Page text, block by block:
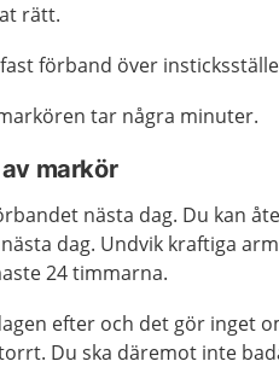
rätt.
förband över
tar några minuter.
markör
nästa dag. Du kan
dag. Undvik kraftiga
24 timmarna.
efter och det gör inget
Du ska däremot inte